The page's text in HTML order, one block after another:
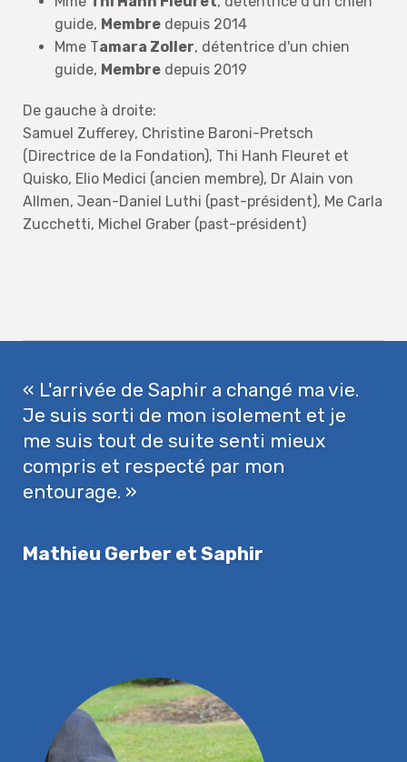
guide, Membre depuis 2014
Mme Tamara Zoller, détentrice d'un chien
guide, Membre depuis 2019
De gauche à droite:
Samuel Zufferey, Christine Baroni-Pretsch
(Directrice de la Fondation), Thi Hanh Fleuret et
Quisko, Elio Medici (ancien membre), Dr Alain von
Allmen, Jean-Daniel Luthi (past-président), Me Carla
Zucchetti, Michel Graber (past-président)
« L'arrivée de Saphir a changé ma vie.
Je suis sorti de mon isolement et je
me suis tout de suite senti mieux
compris et respecté par mon
entourage. »
Mathieu Gerber et Saphir